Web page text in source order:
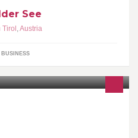
See
,Austria
BUSINESS